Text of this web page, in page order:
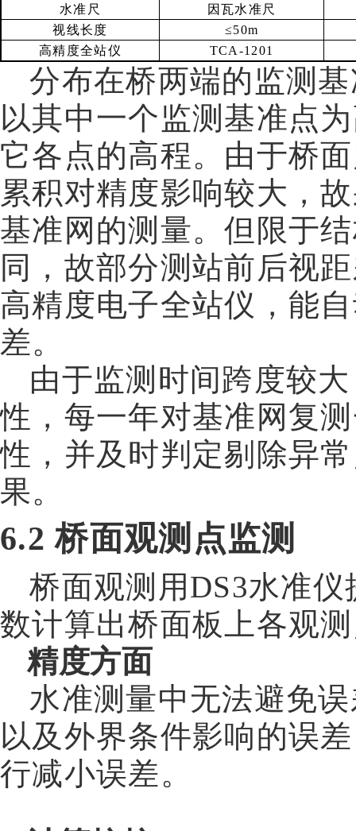
水准尺
因瓦水准尺
视线长度
≤50m
高精度全站仪
TCA-1201
分布在桥两端的监测
以其中一个监测基准点
它各点的高程。由于桥
累积对精度影响较大，
基准网的测量。但限于
同，故部分测站前后视
高精度电子全站仪，能
差。
由于监测时间跨度较
性，每一年对基准网复
性，并及时判定剔除异
果。
6.2桥面观测点监测
桥面观测用 DS3水准仪
数计算出桥面板上各观
精度方面
水准测量中无法避免
以及外界条件影响的误
行减小误差。